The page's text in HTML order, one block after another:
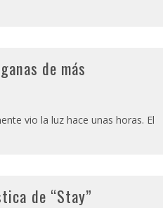
de más
vio la luz hace unas horas. El
de “Stay”